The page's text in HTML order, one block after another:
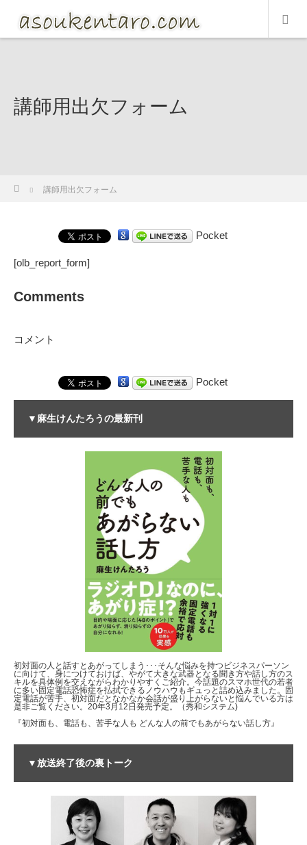
講師用出欠フォーム
ホーム
講師用出欠フォーム
Pocket
[olb_report_form]
Comments
コメント
Pocket
▼麻生けんたろうの最新刊
初対面の人と話すとあがってしまう･･･そんな悩みを持つビジネスパーソン
に向けて、身につけておけば、やがて大きな武器となる聞き方や話し方のス
キルを具体例を交えながらわかりやすくご紹介。今話題のスマホ世代の若者
に多い固定電話恐怖症を払拭できるノウハウもギュっと詰め込みました。固
定電話が苦手、初対面だとなかなか会話が盛り上がらないと悩んでいる方は
是非ご覧ください。20年3月12日発売予定。（秀和システム)
『初対面も、電話も、苦手な人も どんな人の前でもあがらない話し方』
▼放送終了後の裏トーク